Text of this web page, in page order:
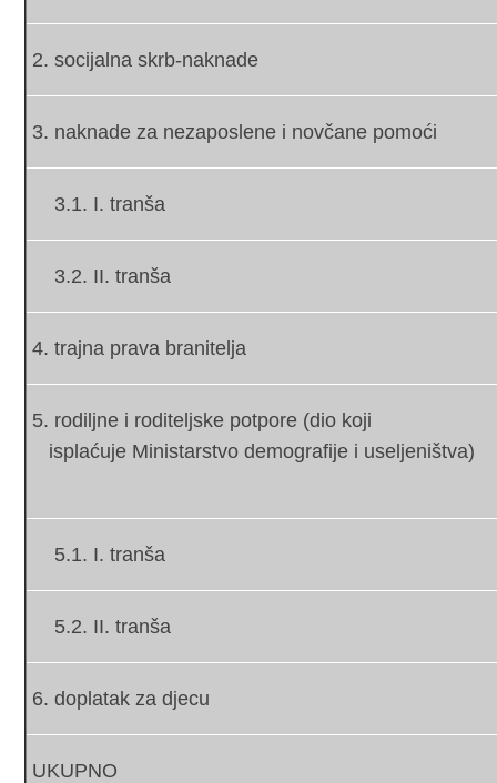
2. socijalna skrb-naknade
3. naknade za nezaposlene i novčane pomoći
3.1. I. tranša
3.2. II. tranša
4. trajna prava branitelja
5. rodiljne i roditeljske potpore (dio koji
isplaćuje Ministarstvo demografije i useljeništva)
5.1. I. tranša
5.2. II. tranša
6. doplatak za djecu
UKUPNO